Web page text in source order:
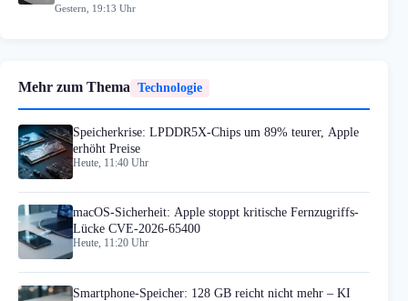
Gestern, 19:13 Uhr
Mehr zum Thema Technologie
Speicherkrise: LPDDR5X-Chips um 89% teurer, Apple
erhöht Preise
Heute, 11:40 Uhr
macOS-Sicherheit: Apple stoppt kritische Fernzugriffs-
Lücke CVE-2026-65400
Heute, 11:20 Uhr
Smartphone-Speicher: 128 GB reicht nicht mehr – KI